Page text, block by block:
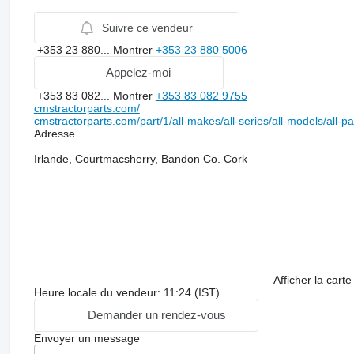
Suivre ce vendeur
+353 23 880... Montrer +353 23 880 5006
Appelez-moi
+353 83 082... Montrer +353 83 082 9755
cmstractorparts.com/
cmstractorparts.com/part/1/all-makes/all-series/all-models/all-
Adresse
Irlande, Courtmacsherry, Bandon Co. Cork
Afficher la carte
Heure locale du vendeur: 11:24 (IST)
Demander un rendez-vous
Envoyer un message